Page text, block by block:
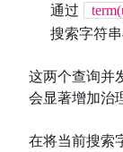
通过
搜索字符
这两个查询并
会显著增加治
在将当前搜索